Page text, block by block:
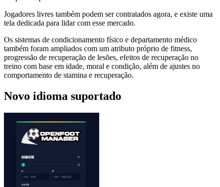
Jogadores livres também podem ser contratados agora, e existe uma
tela dedicada para lidar com esse mercado.
Os sistemas de condicionamento físico e departamento médico
também foram ampliados com um atributo próprio de fitness,
progressão de recuperação de lesões, efeitos de recuperação no
treino com base em idade, moral e condição, além de ajustes no
comportamento de stamina e recuperação.
Novo idioma suportado